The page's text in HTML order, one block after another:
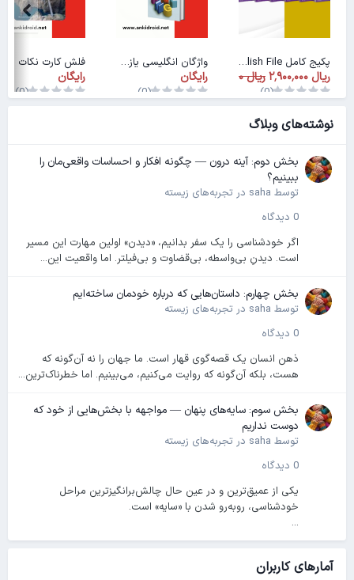
پکیج کامل American English File
(0)
واژگان انگلیسی یازدهم
رایگان
(0)
رایگان
(0)
نوشته‌های وبلاگ
بخش دوم: آینه درون — چگونه افکار و احساسات واقعی‌مان را
ببینیم؟
توسطsahaدر تجربه‌های زیسته
0 دیدگاه
اگر خودشناسی را یک سفر بدانیم، «دیدن» اولین مهارت این مسیر
است. دیدنِ بی‌واسطه، بی‌قضاوت و بی‌فیلتر. اما واقعیت این...
بخش چهارم: داستان‌هایی که درباره خودمان ساخته‌ایم
توسطsahaدر تجربه‌های زیسته
0 دیدگاه
ذهن انسان یک قصه‌گوی قهار است. ما جهان را نه آن‌گونه که
هست، بلکه آن‌گونه که روایت می‌کنیم، می‌بینیم. اما خطرناک‌ترین...
بخش سوم: سایه‌های پنهان — مواجهه با بخش‌هایی از خود که
دوست نداریم
توسطsahaدر تجربه‌های زیسته
0 دیدگاه
یکی از عمیق‌ترین و در عین حال چالش‌برانگیزترین مراحل
خودشناسی، روبه‌رو شدن با «سایه» است.
...
آمارهای کاربران